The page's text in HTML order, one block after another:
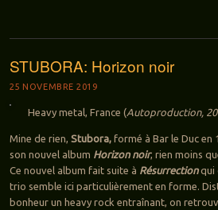
STUBORA: Horizon noir
25 NOVEMBRE 2019
Heavy metal, France (Autoproduction,
Mine de rien, Stubora,formé à Bar le Duc en
son nouvel album Horizon noir, rien moins
Ce nouvel album fait suite à Résurrectionqui
trio semble ici particulièrement en forme.
bonheur un heavy rock entraînant, on